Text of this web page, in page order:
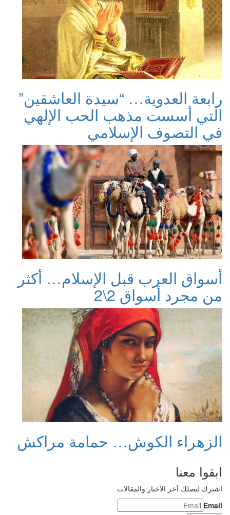
رابعة العدوية… “سيدة العاشقين”
التي أسست مذهب الحب الإلهي
في التصوف الإسلامي
أسواق العرب قبل الإسلام… أكثر
من مجرد أسواق 2\2
الزهراء الكوش… حمامة مراكش
ابقوا معنا
اشترك لتصلك آخر الأخبار والمقالات
Email